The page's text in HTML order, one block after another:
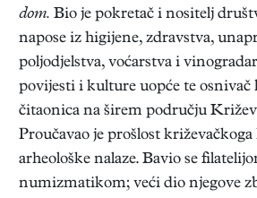
dom. Bio je pokretač i nositelj
napose iz higijene, zdravstva,
poljodjelstva, voćarstva i
povijesti i kulture uopće te
čitaonica na širem području
Proučavao je prošlost
arheološke nalaze. Bavio se
numizmatikom; veći dio njegove